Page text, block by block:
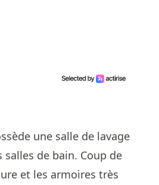
une salle de lavage
salles de bain. Coup de
et les armoires très